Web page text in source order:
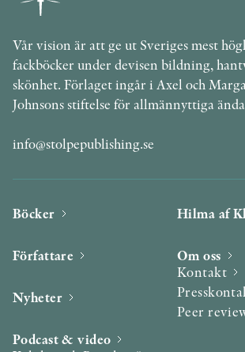
Vår vision är att ge ut Sveriges mest
fackböcker under devisen bildning,
skönhet. Förlaget ingår i Axel och
Johnsons stiftelse för allmännyttiga
info@stolpepublishing.se
Böcker
Författare
Nyheter
Podcast & video
Hilma af
Om oss
Kontakt
Peer